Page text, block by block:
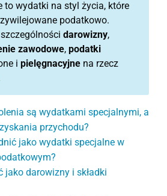
to wydatki na styl życia, które
podatkowo.
darowizny,
zawodowe, podatki
i pielęgnacyjne na rzecz
są wydatkami specjalnymi, a
przychodu?
jako wydatki specjalne w
jako darowizny i składki